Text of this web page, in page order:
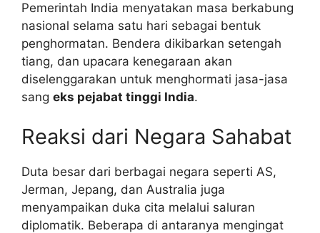
Pemerintah India menyatakan masa berkabung
nasional selama satu hari sebagai bentuk
penghormatan. Bendera dikibarkan setengah
tiang, dan upacara kenegaraan akan
diselenggarakan untuk menghormati jasa-jasa
sang eks pejabat tinggi India.
Reaksi dari Negara Sahabat
Duta besar dari berbagai negara seperti AS,
Jerman, Jepang, dan Australia juga
menyampaikan duka cita melalui saluran
diplomatik. Beberapa di antaranya mengingat